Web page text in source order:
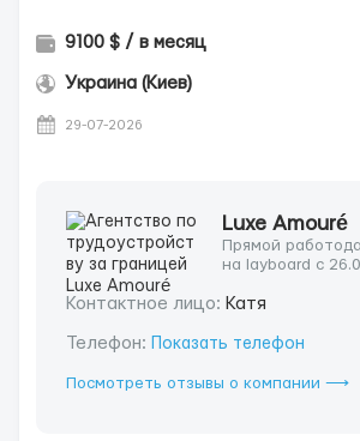
9100 $ / в месяц
Украина (Киев)
29-07-2026
Luxe Amouré
Прямой
на layboard с
Контактное лицо: Катя
Телефон: Показать телефон
Посмотреть отзывы о компании ⟶